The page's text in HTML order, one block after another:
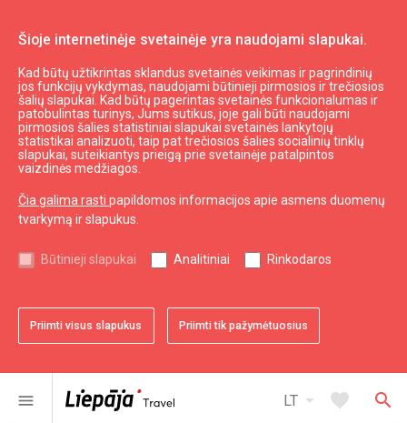
Šioje internetinėje svetainėje yra naudojami slapukai.
Kad būtų užtikrintas sklandus svetainės veikimas ir pagrindinių
jos funkcijų vykdymas, naudojami būtinieji pirmosios ir trečiosios
šalių slapukai. Kad būtų pagerintas svetainės funkcionalumas ir
patobulintas turinys, Jums sutikus, joje gali būti naudojami
pirmosios šalies statistiniai slapukai svetainės lankytojų
statistikai analizuoti, taip pat trečiosios šalies socialinių tinklų
slapukai, suteikiantys prieigą prie svetainėje patalpintos
vaizdinės medžiagos.
Čia galima rasti papildomos informacijos apie asmens duomenų
tvarkymą ir slapukus.
Būtinieji slapukai Analitiniai Rinkodaros
Priimti visus slapukus Priimti tik pažymėtuosius
menu LT arrow_drop_down favorite search
Planuoti
Kodėl verta apsilankyti